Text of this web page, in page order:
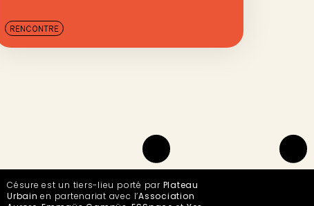
RENCONTRE
Césure est un tiers-lieu porté par Plateau
Urbain en partenariat avec l’Association